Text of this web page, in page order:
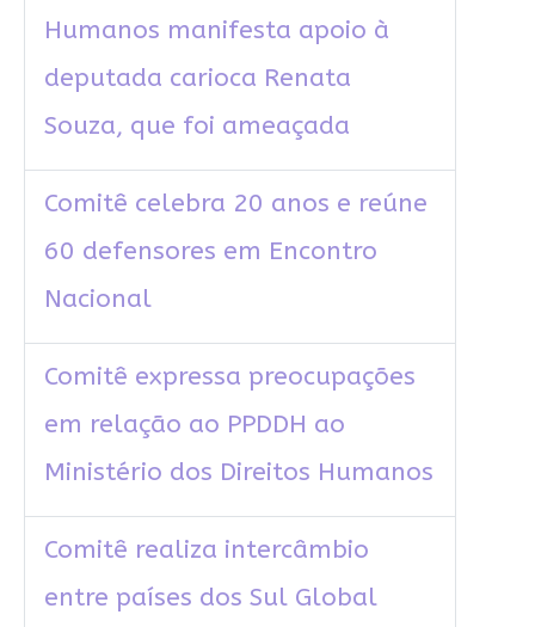
Humanos manifesta apoio à
deputada carioca Renata
Souza, que foi ameaçada
Comitê celebra 20 anos e reúne
60 defensores em Encontro
Nacional
Comitê expressa preocupações
em relação ao PPDDH ao
Ministério dos Direitos Humanos
Comitê realiza intercâmbio
entre países dos Sul Global